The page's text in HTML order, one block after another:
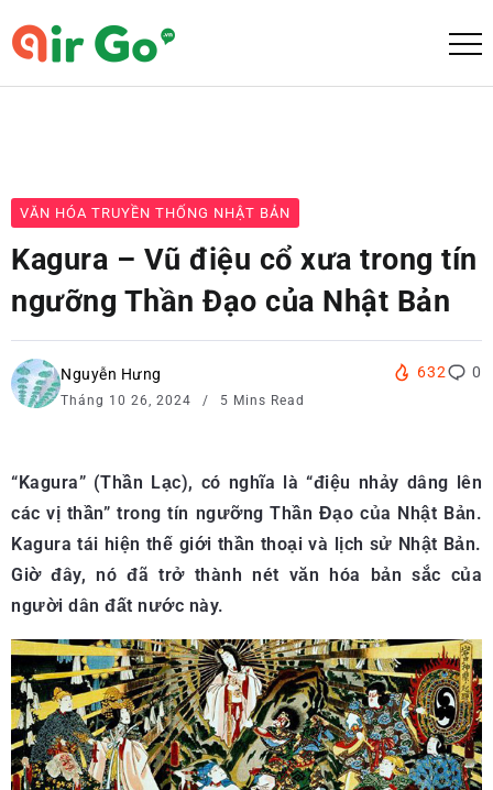
VĂN HÓA TRUYỀN THỐNG NHẬT BẢN
Kagura – Vũ điệu cổ xưa trong tín
ngưỡng Thần Đạo của Nhật Bản
Nguyễn Hưng
Tháng 10 26, 2024 5 Mins Read
632 0
“Kagura” (Thần Lạc), có nghĩa là “điệu nhảy dâng lên
các vị thần” trong tín ngưỡng Thần Đạo của Nhật Bản.
Kagura tái hiện thế giới thần thoại và lịch sử Nhật Bản.
Giờ đây, nó đã trở thành nét văn hóa bản sắc của
người dân đất nước này.